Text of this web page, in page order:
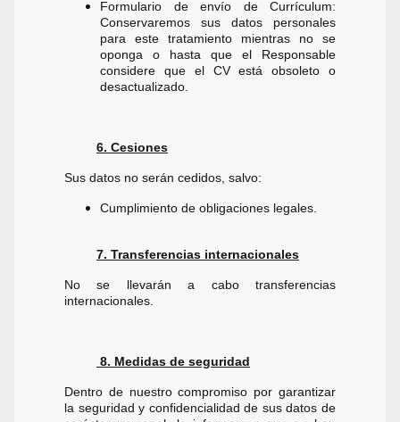
Formulario de envío de Currículum:
Conservaremos sus datos personales
para este tratamiento mientras no se
oponga o hasta que el Responsable
considere que el CV está obsoleto o
desactualizado.
6. Cesiones
Sus datos no serán cedidos, salvo:
Cumplimiento de obligaciones legales.
7. Transferencias internacionales
No se llevarán a cabo transferencias
internacionales.
8. Medidas de seguridad
Dentro de nuestro compromiso por garantizar
la seguridad y confidencialidad de sus datos de